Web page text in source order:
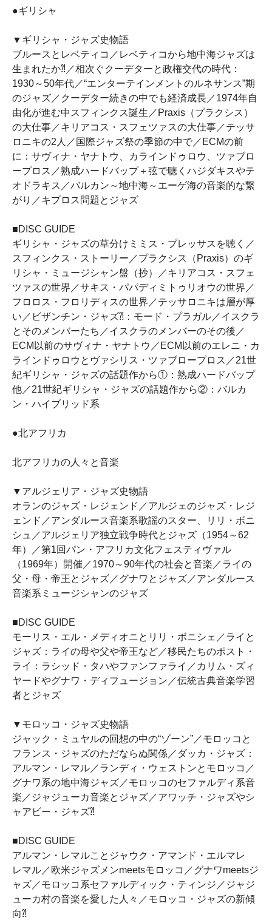
●ギリシャ
▼ギリシャ・ジャズ史物語
ブルースとレベティコ／レベティコから地中海ジャズは
生まれたか⁈／相次ぐクーデターと政権交代の時代：
1930～50年代／“エンターテインメントのルネサンス”期
のジャズ／クーデター続きの中でも経済成長／1974年自
由化が進む中スフィンクス誕生／Praxis（プラクシス）
の大仕事／キリアコス・スフェツァスの大仕事／テッサ
ロニキの2人／国際ジャズ祭の季節の中で／ECMの前
に：サヴィナ・ヤナトウ、カラインドゥロウ、ツァブロ
ープロス／熟成ハードバップ＋弦で聴くハジダキスやテ
オドラキス／バルカン～地中海～エーゲ海の音楽的な繋
がり／キプロス問題とジャズ
■DISC GUIDE
ギリシャ・ジャズの草分けミミス・プレッサスを聴く／
スフィンクス・ストーリー／プラクシス（Praxis）のギ
リシャ・ミュージシャン盤（抄）／キリアコス・スフェ
ツァスの世界／サキス・パパディミトゥリオウの世界／
フロロス・フロリディスの世界／テッサロニキは層が厚
い／ビザンチン・ジャズ⁈：モード・プラガル／イスクラ
とそのメンバーたち／イスクラのメンバーのその後／
ECM以前のサヴィナ・ヤナトウ／ECM以前のエレニ・カ
ラインドゥロウとヴァシリス・ツァブロープロス／21世
紀ギリシャ・ジャズの話題作から①：熟成ハードバップ
他／21世紀ギリシャ・ジャズの話題作から②：バルカ
ン・ハイブリッド系
●北アフリカ
北アフリカの人々と音楽
▼アルジェリア・ジャズ史物語
オランのジャズ・レジェンド／アルジェのジャズ・レジ
ェンド／アンダルース音楽系歌謡のスター、リリ・ボニ
シュ／アルジェリア独立戦争時代とジャズ（1954～62
年）／第1回パン・アフリカ文化フェスティヴァル
（1969年）開催／1970～90年代の社会と音楽／ライの
父・母・帝王とジャズ／グナワとジャズ／アンダルース
音楽系ミュージシャンのジャズ
■DISC GUIDE
モーリス・エル・メディオニとリリ・ボニシェ／ライと
ジャズ：ライの母や父や帝王など／移民たちのポスト・
ライ：ラシッド・タハやファンファライ／カリム・ズィ
ヤードやグナワ・ディフュージョン／伝統古典音楽学習
者とジャズ
▼モロッコ・ジャズ史物語
ジャック・ミュヤルの回想の中の“ゾーン”／モロッコと
フランス・ジャズのただならぬ関係／ダッカ・ジャズ：
アルマン・レマル／ランディ・ウェストンとモロッコ／
グナワ系の地中海ジャズ／モロッコのセファルディ系音
楽／ジャジューカ音楽とジャズ／アワッチ・ジャズやシ
ャアビー・ジャズ⁈
■DISC GUIDE
アルマン・レマルことジャウク・アマンド・エルマレ゠
レマル／欧米ジャズメンmeetsモロッコ／グナワmeetsジ
ャズ／モロッコ系セファルディック・ティンジ／ジャジ
ューカ村の音楽を愛した人々／モロッコ・ジャズの新傾
向⁈